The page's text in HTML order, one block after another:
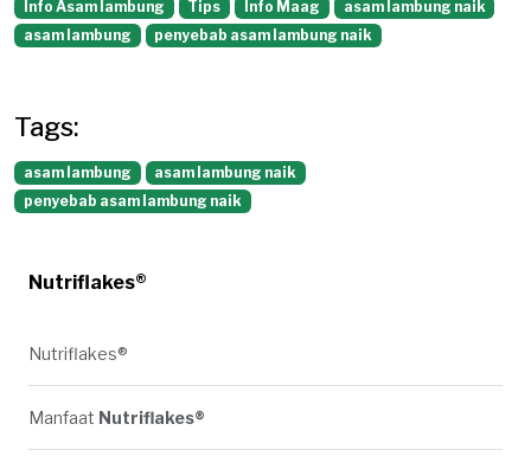
Info Asam lambung Tips Info Maag
asam lambung naik
asam lambung
penyebab asam lambung naik
Tags:
asam lambung
asam lambung naik
penyebab asam lambung naik
Nutriflakes®
Nutriflakes®
Manfaat Nutriflakes®